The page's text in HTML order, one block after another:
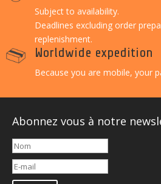
Subject to availability.
Deadlines excluding order
replenishment.
Worldwide expedition
Because you are mobile, your
Abonnez vous à notre